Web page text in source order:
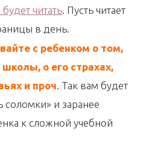
читать. Пусть читает
в день.
с ребенком о том,
школы, о его страхах,
и проч. Так вам будет
соломки» и заранее
к сложной учебной